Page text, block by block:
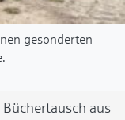
gesonderten
aus